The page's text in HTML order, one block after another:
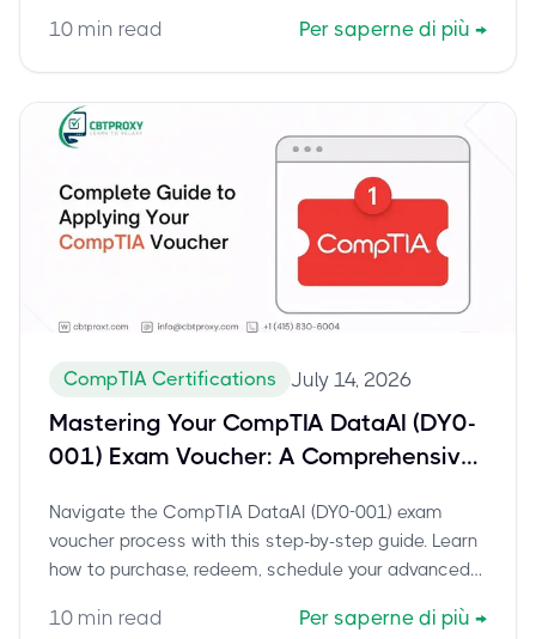
10 min read Per saperne di più →
CompTIA Certifications July 14, 2026
Mastering Your CompTIA DataAI (DY0-
001) Exam Voucher: A Comprehensive
Success
Navigate the CompTIA DataAI (DY0-001) exam
voucher process with this step-by-step guide. Learn
how to purchase, redeem, schedule your advanced
Includes expert tips and current exam details.
10 min read Per saperne di più →